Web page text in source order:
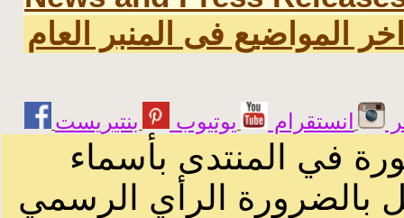
اخر المواضيع فى المنبر العام
انستقرام يوتيوب
في المنتدى بأسماء
بالضرورة الرأي الرسمي